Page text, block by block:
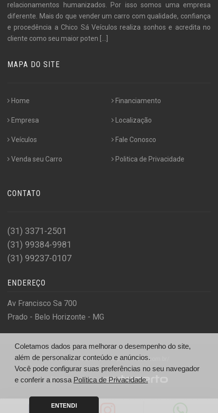
relacionamentos humanizados. Por isso somos uma empresa
diferente. Mais do que vender um carro com qualidade, confiança
e procedência a Chico Sá Veículos realiza sonhos e acredita no
cliente como seu maior poten
MAPA DO SITE
Home
Empresa
Veículos
Venda seu Carro
Financiamento
Localização
Fale Conosco
Politica de Privacidade
CONTATO
(31) 3371-2501
(31) 99384-9981
(31) 99237-0107
ENDEREÇO
Av Francisco Sa 700
Prado - Belo Horizonte - MG
© Chico Sa Veiculos - http://chicosa.com.br/
Desenvolvido por
Coletamos dados para melhorar o desempenho do site,
além de personalizar conteúdo e anúncios.
Você pode configurar suas preferências no seu navegador
e conferir a nossa Política de Privacidade.
ENTENDI